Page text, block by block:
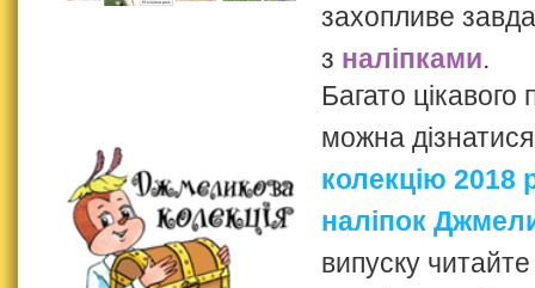
захопливе
з наліпками.
Багато цікавого
можна
колекцію 2018
наліпок
випуску